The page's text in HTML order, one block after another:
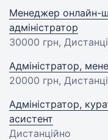
Менеджер онлайн-
адміністратор
30000 грн,
Адміністратор,
20000 грн,
Адміністратор,
асистент
Дистанційно